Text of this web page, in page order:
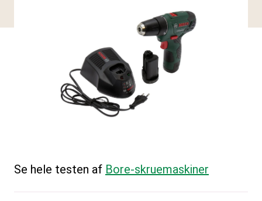
Se hele testen af Bore-skruemaskiner